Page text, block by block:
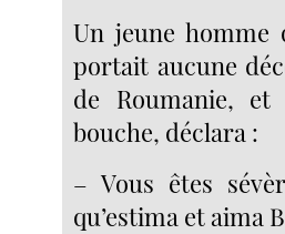
Un jeune homme
portait aucune
de Roumanie,
bouche, déclara :
– Vous êtes
qu’estima et aima